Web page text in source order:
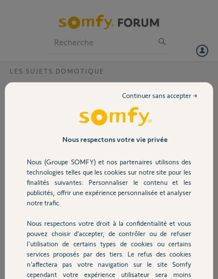
Volet
Sécurité
Domotique
Chauffage
Autres produits
LES SUJETS DOMOTIQUE
Comment démarrer l’utilisation dans un
Je viens d’emménager et il y’a une Vic somfy qui contrôle le chauffage
je ne peux pas me créer de compte car on me dit que ma box est déjà
chauffage à cause de ça
Merci,
Dylan G.
il y a plus de 4 ans
Participer au fil de discussion
Réponses
Nous respectons votre vie privée
Nous (Groupe SOMFY) et nos partenaires utilisons des
technologies telles que les cookies sur notre site pour les
finalités suivantes: Personnaliser le contenu et les
publicités, offrir une expérience personnalisée et analyser
notre trafic.
Nous respectons votre droit à la confidentialité et vous
pouvez choisir d’accepter, de contrôler ou de refuser
l'utilisation de certains types de cookies ou certains
services proposés par des tiers. Le refus des cookies
n’affectera pas votre navigation sur le site Somfy
cependant votre expérience utilisateur sera moins
Continuer sans accepter →